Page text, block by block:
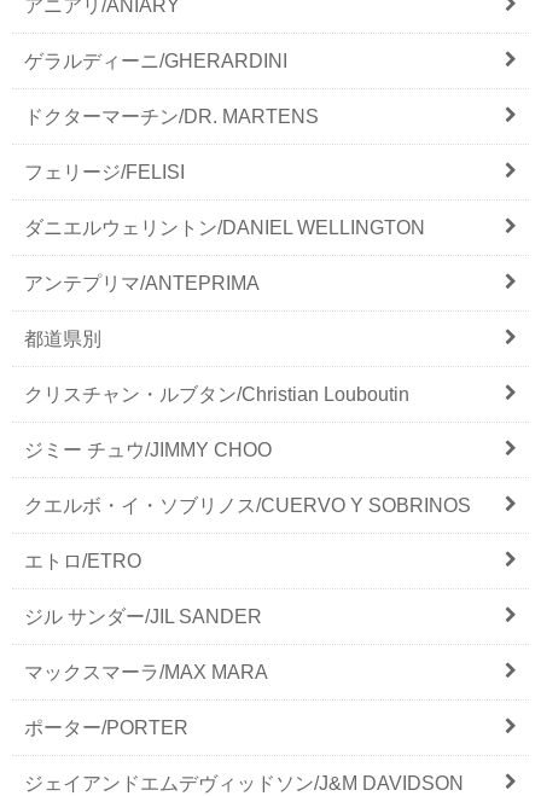
アニアリ/ANIARY
ゲラルディーニ/GHERARDINI
ドクターマーチン/DR. MARTENS
フェリージ/FELISI
ダニエルウェリントン/DANIEL WELLINGTON
アンテプリマ/ANTEPRIMA
都道県別
クリスチャン・ルブタン/Christian Louboutin
ジミー チュウ/JIMMY CHOO
クエルボ・イ・ソブリノス/CUERVO Y SOBRINOS
エトロ/ETRO
ジル サンダー/JIL SANDER
マックスマーラ/MAX MARA
ポーター/PORTER
ジェイアンドエムデヴィッドソン/J&M DAVIDSON